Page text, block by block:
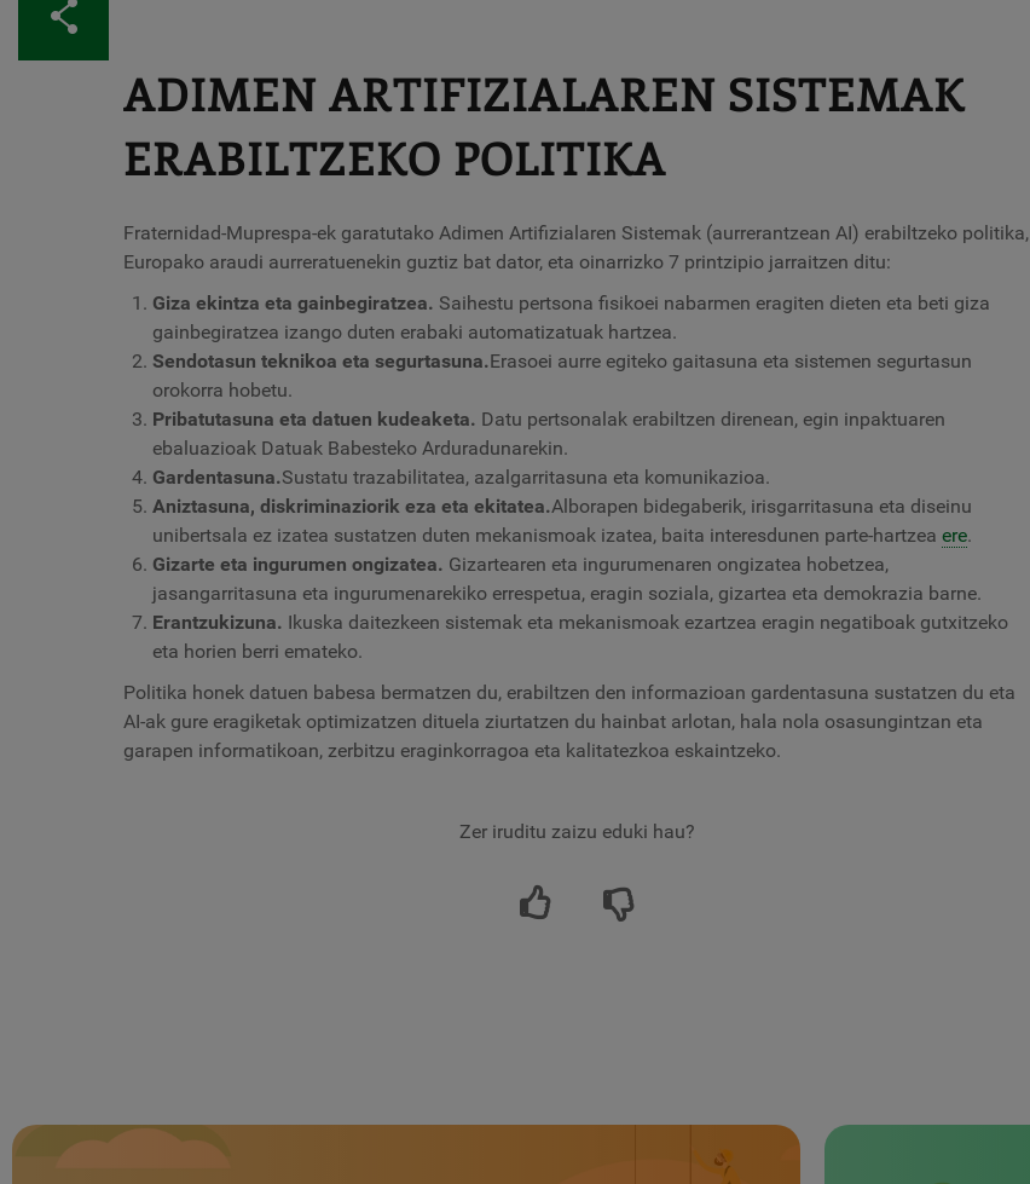
ADIMEN ARTIFIZIALAREN SISTEMAK
ERABILTZEKO POLITIKA
Fraternidad-Muprespa-ek garatutako Adimen Artifizialaren Sistemak (aurrerantzean AI) erabiltzeko politika,
Europako araudi aurreratuenekin guztiz bat dator, eta oinarrizko 7 printzipio jarraitzen ditu:
Giza ekintza eta gainbegiratzea. Saihestu pertsona fisikoei nabarmen eragiten dieten eta beti giza
gainbegiratzea izango duten erabaki automatizatuak hartzea.
Sendotasun teknikoa eta segurtasuna.Erasoei aurre egiteko gaitasuna eta sistemen segurtasun
orokorra hobetu.
Pribatutasuna eta datuen kudeaketa. Datu pertsonalak erabiltzen direnean, egin inpaktuaren
ebaluazioak Datuak Babesteko Arduradunarekin.
Gardentasuna.Sustatu trazabilitatea, azalgarritasuna eta komunikazioa.
Aniztasuna, diskriminaziorik eza eta ekitatea.Alborapen bidegaberik, irisgarritasuna eta diseinu
unibertsala ez izatea sustatzen duten mekanismoak izatea, baita interesdunen parte-hartzea ere.
Gizarte eta ingurumen ongizatea. Gizartearen eta ingurumenaren ongizatea hobetzea,
jasangarritasuna eta ingurumenarekiko errespetua, eragin soziala, gizartea eta demokrazia barne.
Erantzukizuna. Ikuska daitezkeen sistemak eta mekanismoak ezartzea eragin negatiboak gutxitzeko
eta horien berri emateko.
Politika honek datuen babesa bermatzen du, erabiltzen den informazioan gardentasuna sustatzen du eta
AI-ak gure eragiketak optimizatzen dituela ziurtatzen du hainbat arlotan, hala nola osasungintzan eta
garapen informatikoan, zerbitzu eraginkorragoa eta kalitatezkoa eskaintzeko.
Zer iruditu zaizu eduki hau?